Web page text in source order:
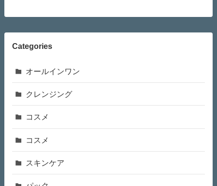
Categories
オールインワン
クレンジング
コスメ
コスメ
スキンケア